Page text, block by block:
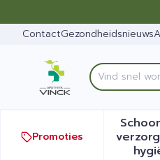
ContactGezondheidsnieuws
Product,
Vi
Promoties